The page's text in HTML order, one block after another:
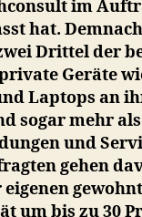
im
hat.
Drittel der
Geräte
Laptops an
sogar mehr
und
gehen
um bis zu 30